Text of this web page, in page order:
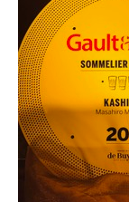
やまがた情熱市